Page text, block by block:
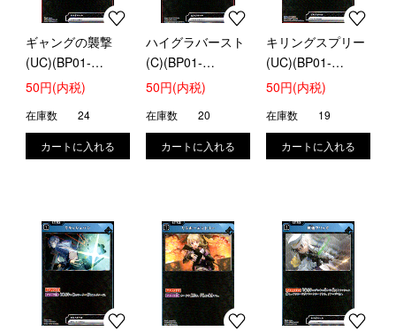
ギャングの襲撃
(UC)(BP01-
021/100)
50円(内税)
在庫数 24
ハイグラバースト
(C)(BP01-
024/100)
50円(内税)
在庫数 20
キリングスプリー
(UC)(BP01-
025/100)
50円(内税)
在庫数 19